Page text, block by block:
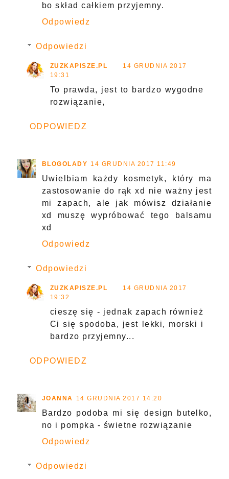
bo skład całkiem przyjemny.
Odpowiedz
Odpowiedzi
ZUZKAPISZE.PL
14 GRUDNIA 2017
19:31
To prawda, jest to bardzo wygodne
rozwiązanie,
ODPOWIEDZ
BLOGOLADY 14 GRUDNIA 2017 11:49
Uwielbiam każdy kosmetyk, który ma
zastosowanie do rąk xd nie ważny jest
mi zapach, ale jak mówisz działanie
xd muszę wypróbować tego balsamu
xd
Odpowiedz
Odpowiedzi
ZUZKAPISZE.PL
14 GRUDNIA 2017
19:32
cieszę się - jednak zapach również
Ci się spodoba, jest lekki, morski i
bardzo przyjemny...
ODPOWIEDZ
JOANNA 14 GRUDNIA 2017 14:20
Bardzo podoba mi się design butelko,
no i pompka - świetne rozwiązanie
Odpowiedz
Odpowiedzi